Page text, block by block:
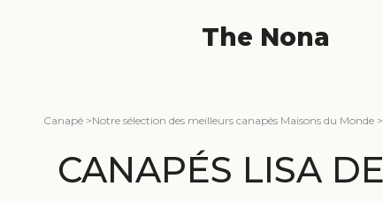
The Nona
Canapé >Notre sélection des meilleurs canapés Maisons du Monde >
CANAPÉS LISA